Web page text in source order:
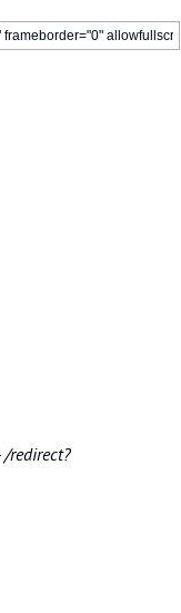
redirect?